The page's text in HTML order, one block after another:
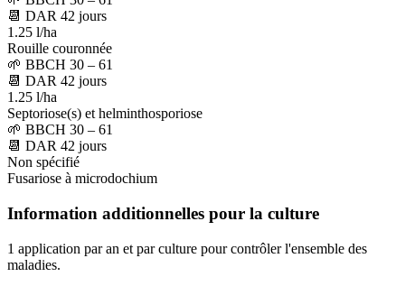
📆 DAR 42 jours
1.25 l/ha
Rouille couronnée
🌱 BBCH 30 – 61
📆 DAR 42 jours
1.25 l/ha
Septoriose(s) et helminthosporiose
🌱 BBCH 30 – 61
📆 DAR 42 jours
Non spécifié
Fusariose à microdochium
Information additionnelles pour la culture
1 application par an et par culture pour contrôler l'ensemble des
maladies.